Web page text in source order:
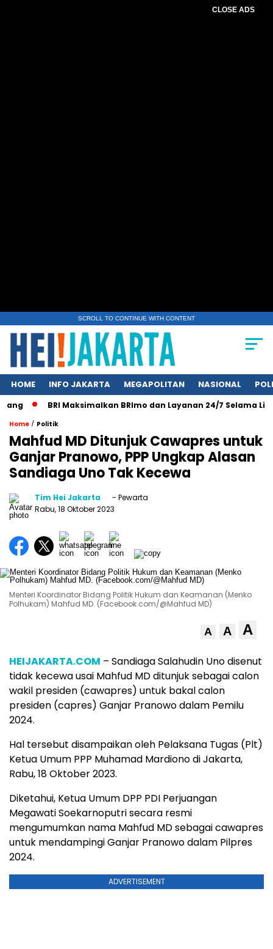
CLOSE ADS
SCROLL TO CONTINUE WITH CONTENT
HOME INFO JAKARTA MEGAPOLITAN NASIONAL
BRI Maksimalkan BRImo dan Layanan 24/7 Selama Libur
Home / Politik
Mahfud MD Ditunjuk Cawapres untuk
Ganjar Pranowo, PPP Ungkap Alasan
Sandiaga Uno Tak Kecewa
Tim Hei Jakarta
- Pewarta
Rabu, 18 Oktober 2023
Menteri Koordinator Bidang Politik Hukum dan Keamanan (Menko
Polhukam) Mahfud MD. (Facebook.com/@Mahfud MD)
A A A
HEIJAKARTA.COM – Sandiaga Salahudin Uno disenut
tidak kecewa usai Mahfud MD ditunjuk sebagai calon
wakil presiden (cawapres) untuk bakal calon
presiden (capres) Ganjar Pranowo dalam Pemilu
2024.
Hal tersebut disampaikan oleh Pelaksana Tugas (Plt)
Ketua Umum PPP Muhamad Mardiono di Jakarta,
Rabu, 18 Oktober 2023.
Diketahui, Ketua Umum DPP PDI Perjuangan
Megawati Soekarnoputri secara resmi
mengumumkan nama Mahfud MD sebagai cawapres
untuk mendampingi Ganjar Pranowo dalam Pilpres
2024.
ADVERTISEMENT